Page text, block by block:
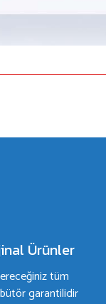
Ürünler
tüm
garantilidir